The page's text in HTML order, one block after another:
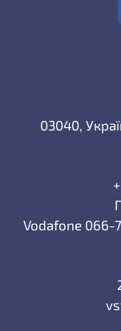
03040,
Vodafone 066-